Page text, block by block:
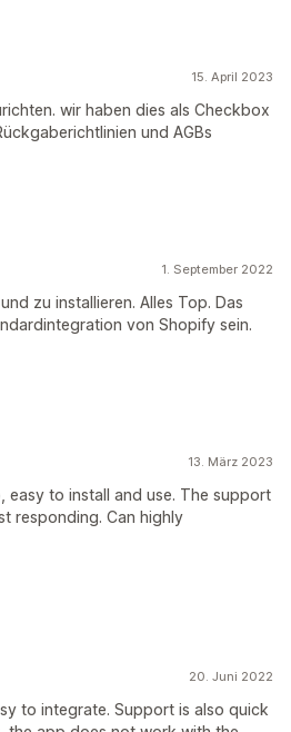
15. April 2023
wir haben dies als Checkbox
und AGBs
1. September 2022
zu installieren. Alles Top. Das
von Shopify sein.
13. März 2023
easy to install and use. The support
responding. Can highly
20. Juni 2022
to integrate. Support is also quick